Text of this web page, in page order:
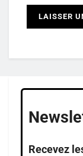
Recevez